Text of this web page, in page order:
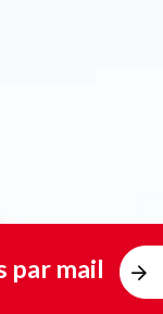
par mail